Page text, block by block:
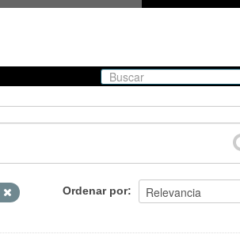
Ordenar por